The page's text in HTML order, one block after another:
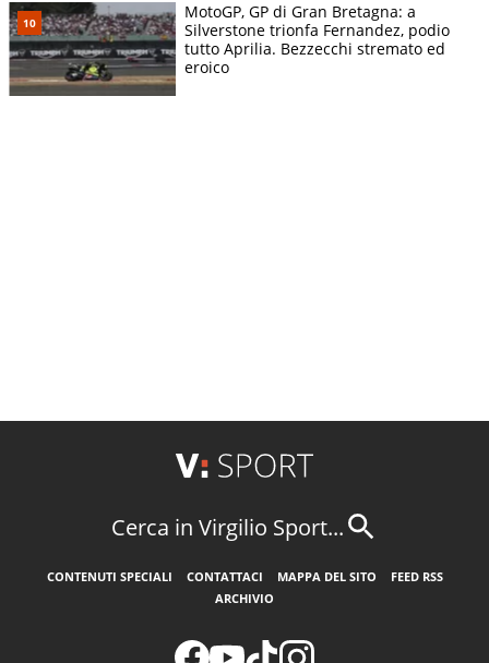
MotoGP, GP di Gran Bretagna: a
Silverstone trionfa Fernandez, podio
tutto Aprilia. Bezzecchi stremato ed
eroico
Cerca in Virgilio Sport...
CONTENUTI SPECIALI CONTATTACI MAPPA DEL SITO
FEED RSS
ARCHIVIO